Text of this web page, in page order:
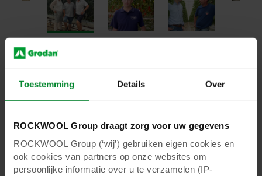
Toestemming Details Over
ROCKWOOL Group draagt zorg voor uw gegevens
ROCKWOOL Group (‘wij’) gebruiken eigen cookies en
ook cookies van partners op onze websites om
persoonlijke informatie over u te verzamelen (IP-
Over Grodan